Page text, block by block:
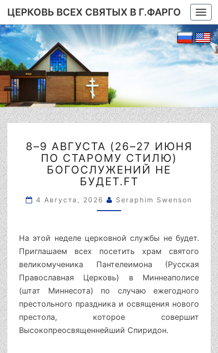
ЦЕРКОВЬ ВСЕХ СВЯТЫХ В Г.ФАРГО
9
АВГУСТА
(26–
27
ПО
СТАРОМУ
НЕ
БУДЕТ.FT
8–9 АВГУСТА (26–27 ИЮНЯ
ПО СТАРОМУ СТИЛЮ)
БОГОСЛУЖЕНИЙ НЕ
БУДЕТ.FT
4 Августа, 2026 Seraphim Swenson
На этой неделе церковной службы не будет.
Приглашаем всех посетить храм святого
великомученика Пантелеимона (Русская
Православная Церковь) в Миннеаполисе
(штат Миннесота) по случаю ежегодного
престольного праздника и освящения нового
престола, которое совершит
Высокопреосвященнейший Спиридон.